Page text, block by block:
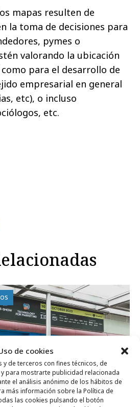
de cookies
de terceros con fines técnicos, de
para mostrarte publicidad relacionada
el análisis anónimo de los hábitos de
más información sobre la Política de
las cookies pulsando el botón
mapas resulten de
la toma de decisiones para
pymes o
valorando la ubicación
para el desarrollo de
empresarial en general
etc), o incluso
etc.